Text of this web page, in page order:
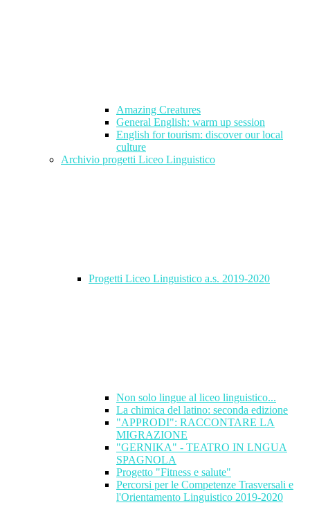
Amazing Creatures
General English: warm up session
English for tourism: discover our local
culture
Archivio progetti Liceo Linguistico
Progetti Liceo Linguistico a.s. 2019-2020
Non solo lingue al liceo linguistico...
La chimica del latino: seconda edizione
"APPRODI": RACCONTARE LA
MIGRAZIONE
"GERNIKA" - TEATRO IN LNGUA
SPAGNOLA
Progetto "Fitness e salute"
Percorsi per le Competenze Trasversali e
l'Orientamento Linguistico 2019-2020